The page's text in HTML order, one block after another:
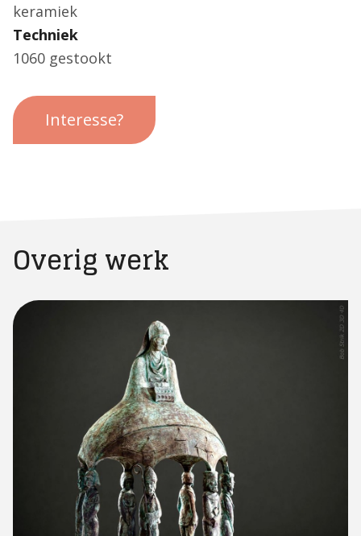
keramiek
Techniek
1060 gestookt
Interesse?
Overig werk